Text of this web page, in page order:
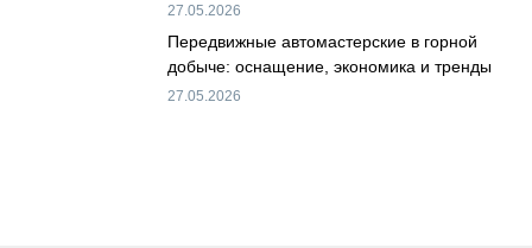
27.05.2026
Передвижные автомастерские в горной
добыче: оснащение, экономика и тренды
27.05.2026